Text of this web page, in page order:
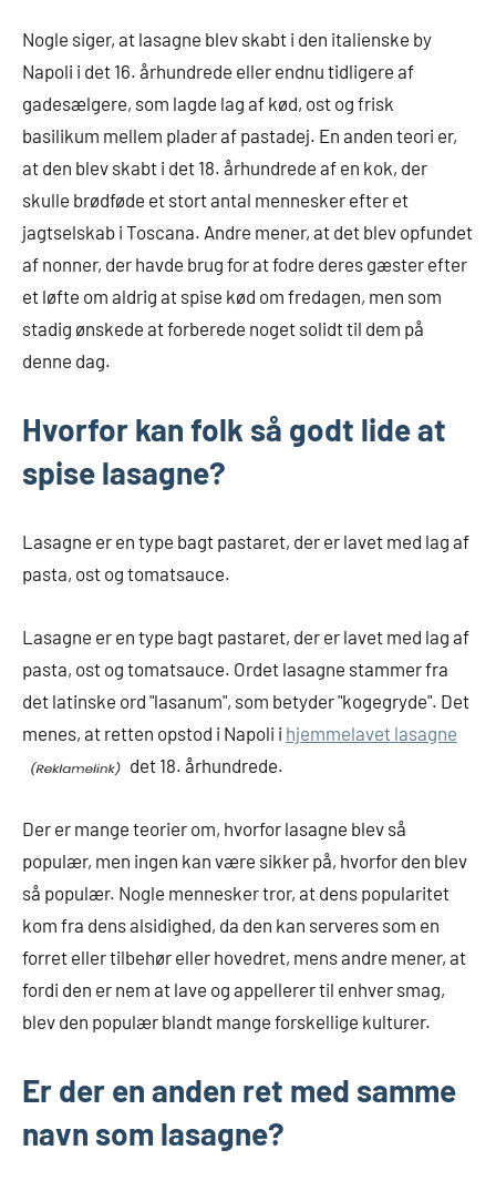
Nogle siger, at lasagne blev skabt i den italienske by
Napoli i det 16. århundrede eller endnu tidligere af
gadesælgere, som lagde lag af kød, ost og frisk
basilikum mellem plader af pastadej. En anden teori er,
at den blev skabt i det 18. århundrede af en kok, der
skulle brødføde et stort antal mennesker efter et
jagtselskab i Toscana. Andre mener, at det blev opfundet
af nonner, der havde brug for at fodre deres gæster efter
et løfte om aldrig at spise kød om fredagen, men som
stadig ønskede at forberede noget solidt til dem på
denne dag.
Hvorfor kan folk så godt lide at
spise lasagne?
Lasagne er en type bagt pastaret, der er lavet med lag af
pasta, ost og tomatsauce.
Lasagne er en type bagt pastaret, der er lavet med lag af
pasta, ost og tomatsauce. Ordet lasagne stammer fra
det latinske ord "lasanum", som betyder "kogegryde". Det
menes, at retten opstod i Napoli i hjemmelavet lasagne
det 18. århundrede.
Der er mange teorier om, hvorfor lasagne blev så
populær, men ingen kan være sikker på, hvorfor den blev
så populær. Nogle mennesker tror, at dens popularitet
kom fra dens alsidighed, da den kan serveres som en
forret eller tilbehør eller hovedret, mens andre mener, at
fordi den er nem at lave og appellerer til enhver smag,
blev den populær blandt mange forskellige kulturer.
Er der en anden ret med samme
navn som lasagne?